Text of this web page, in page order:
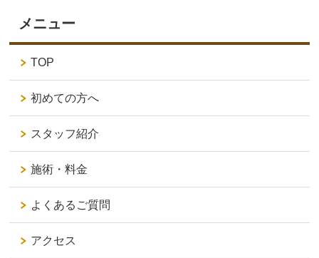
メニュー
TOP
初めての方へ
スタッフ紹介
施術・料金
よくあるご質問
アクセス